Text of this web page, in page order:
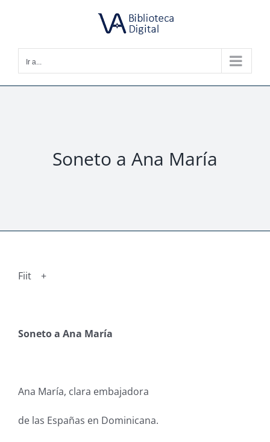
Ir a...
Soneto a Ana María
Fiit +
Soneto a Ana María
Ana María, clara embajadora
de las Españas en Dominicana.